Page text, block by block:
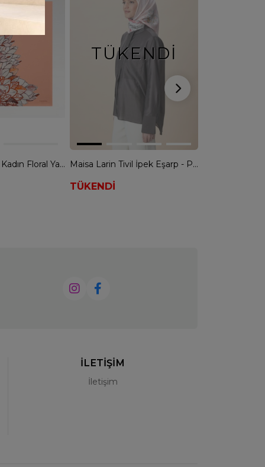
Vismara Milano Kadın Floral Yaprak Desenli Tivil İpek Eşarp - SOMON
TÜKENDI
Maisa Larin Tivil İpek Eşarp - PUDRA PEMBESİ
TÜKENDİ
İLETİŞİM
İletişim